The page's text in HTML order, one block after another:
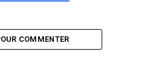
COMMENTER